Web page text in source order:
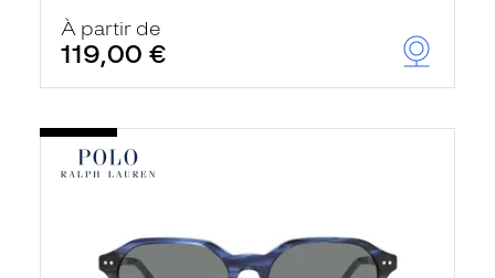
À partir de
119,00 €